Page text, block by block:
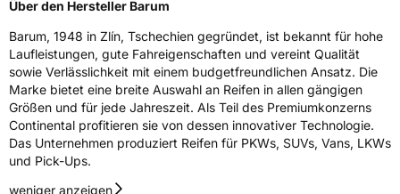
FahrzeugklasseC1
3PMSF / Schneeflockensymbol / Alpine-SymbolJa
EPREL ID1954933
Über den Hersteller Barum
Barum, 1948 in Zlín, Tschechien gegründet, ist bekannt für hohe
Laufleistungen, gute Fahreigenschaften und vereint Qualität
sowie Verlässlichkeit mit einem budgetfreundlichen Ansatz. Die
Marke bietet eine breite Auswahl an Reifen in allen gängigen
Größen und für jede Jahreszeit. Als Teil des Premiumkonzerns
Continental profitieren sie von dessen innovativer Technologie.
Das Unternehmen produziert Reifen für PKWs, SUVs, Vans, LKWs
und Pick-Ups.
weniger anzeigen